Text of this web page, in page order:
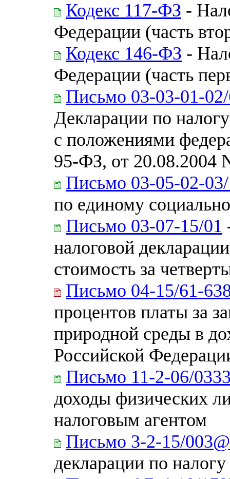
Кодекс 117-ФЗ -
Федерации (часть
Кодекс 146-ФЗ -
Федерации (часть
Письмо 03-03-01-
Декларации по
с положениями
95-ФЗ, от 20.08.2004
Письмо 03-05-02-
по единому
Письмо 03-07-15/01
налоговой
стоимость за
Письмо 04-15/61-
процентов платы за
природной среды в
Российской
Письмо 11-2-06/
доходы физических
налоговым агентом
Письмо 3-2-15/003@
декларации по